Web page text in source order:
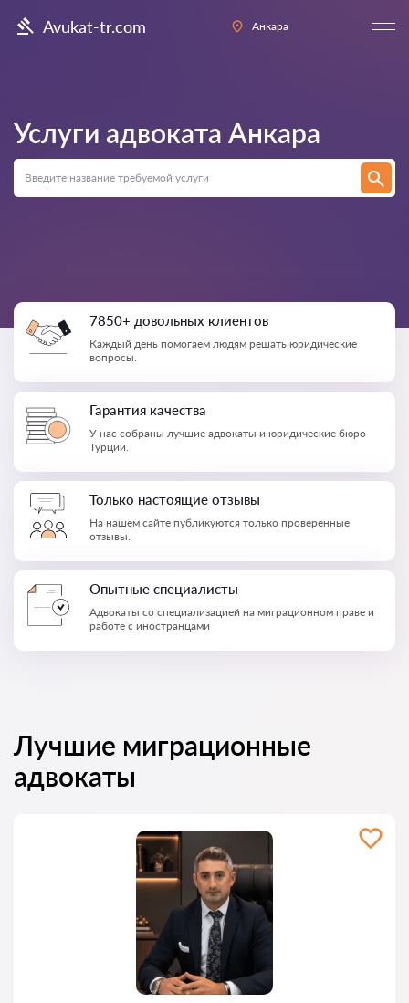
Avukat-tr.com Анкара
Услуги адвоката Анкара
7850+ довольных клиентов
Каждый день помогаем людям решать юридические
вопросы.
Гарантия качества
У нас собраны лучшие адвокаты и юридические бюро
Турции.
Только настоящие отзывы
На нашем сайте публикуются только проверенные
отзывы.
Опытные специалисты
Адвокаты со специализацией на миграционном праве и
работе с иностранцами
Лучшие миграционные
адвокаты